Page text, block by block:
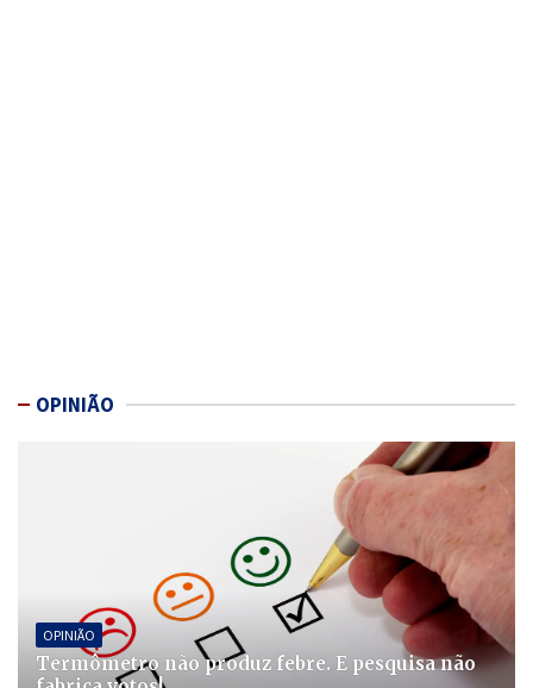
OPINIÃO
OPINIÃO
Termômetro não produz febre. E pesquisa não